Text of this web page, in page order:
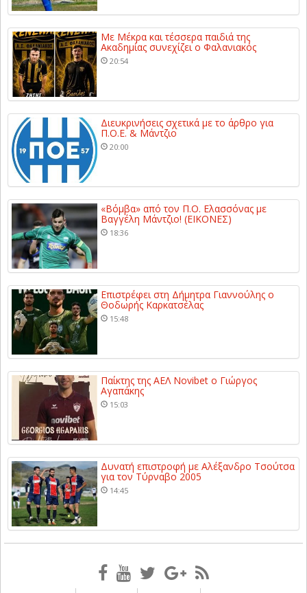
Με Μέκρα και τέσσερα παιδιά της
Ακαδημίας συνεχίζει ο Φαλανιακός
20:54
Διευκρινήσεις σχετικά με το άρθρο για
Π.Ο.Ε. & Μάντζιο
20:00
«Βόμβα» από τον Π.Ο. Ελασσόνας με
Βαγγέλη Μάντζιο! (ΕΙΚΟΝΕΣ)
18:36
Επιστρέφει στη Δήμητρα Γιαννούλης ο
Θοδωρής Καρκατσέλας
15:48
Παίκτης της ΑΕΛ Novibet ο Γιώργος
Αγαπάκης
15:03
Δυνατή επιστροφή με Αλέξανδρο Τσούτσα
για τον Τύρναβο 2005
14:45